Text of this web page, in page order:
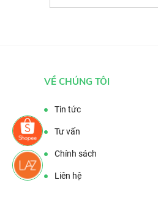
VỀ CHÚNG TÔI
Tin tức
Tư vấn
Chính sách
Liên hệ